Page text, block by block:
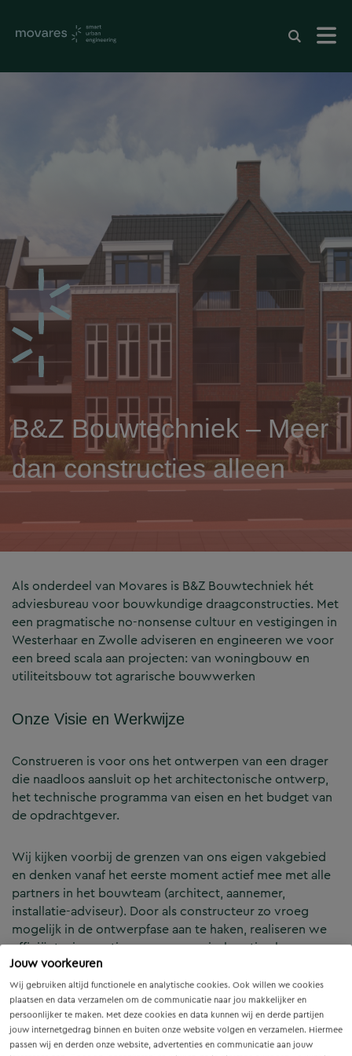
Jouw voorkeuren
Wij gebruiken altijd functionele en analytische cookies. Ook willen we cookies
plaatsen en data verzamelen om de communicatie naar jou makkelijker en
persoonlijker te maken. Met deze cookies en data kunnen wij en derde partijen
jouw internetgedrag binnen en buiten onze website volgen en verzamelen. Hiermee
passen wij en derden onze website, advertenties en communicatie aan jouw
B&Z Bouwtechniek – Meer
dan constructies alleen
Als onderdeel van Movares is B&Z Bouwtechniek hét
adviesbureau voor bouwkundige draagconstructies. Met
een pragmatische no-nonsense cultuur en vestigingen in
Westerhaar en Zwolle adviseren en engineeren we voor
een breed scala aan projecten: van woningbouw en
utiliteitsbouw tot agrarische bouwwerken
Onze Visie en Werkwijze
Construeren is voor ons het ontwerpen van een drager
die naadloos aansluit op het architectonische ontwerp,
het technische programma van eisen en het budget van
de opdrachtgever.
Wij kijken voorbij de grenzen van ons eigen vakgebied
en denken vanaf het eerste moment actief mee met alle
partners in het bouwteam (architect, aannemer,
installatie-adviseur). Door als constructeur zo vroeg
mogelijk in de ontwerpfase aan te haken, realiseren we
efficiënte, innovatieve en economisch optimale
constructies — voor zowel nieuwbouw als renovatie.
Onze Expertises en Activiteiten
B&Z Bouwtechniek verzorgt het volledige constructieve